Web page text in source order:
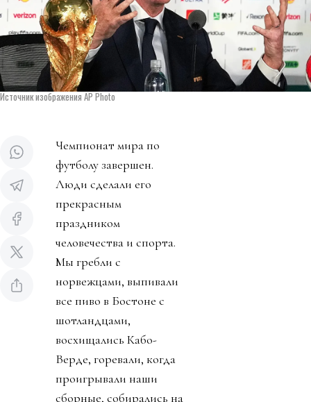
Источник изображения AP Photo
Чемпионат мира по
футболу завершен.
Люди сделали его
прекрасным
праздником
человечества и спорта.
Мы гребли с
норвежцами, выпивали
все пиво в Бостоне с
шотландцами,
восхищались Кабо-
Верде, горевали, когда
проигрывали наши
сборные, собирались на